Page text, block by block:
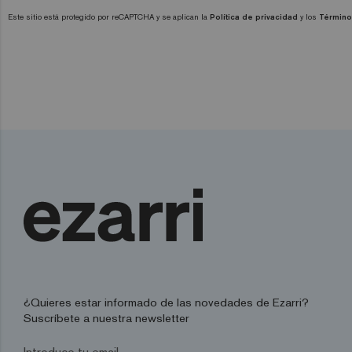
Este sitio está protegido por reCAPTCHA y se aplican la Política de privacidad y los
¿Quieres estar informado de las novedades de Ezarri?
Suscríbete a nuestra newsletter